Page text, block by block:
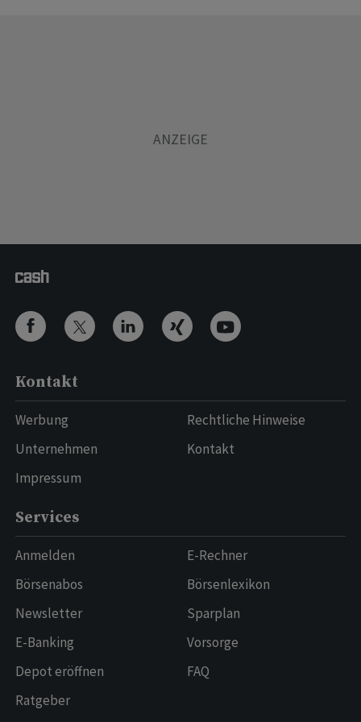
Kontakt
Werbung
Unternehmen
Impressum
Rechtliche Hinweise
Kontakt
Services
Anmelden
Börsenabos
Newsletter
E-Banking
Depot eröffnen
Ratgeber
E-Rechner
Börsenlexikon
Sparplan
Vorsorge
FAQ